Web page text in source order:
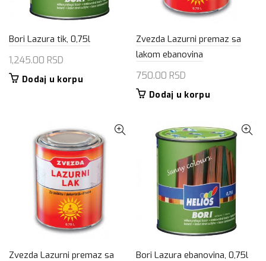
Bori Lazura tik, 0,75l
1,245.00 RSD
Dodaj u korpu
Zvezda Lazurni premaz sa
lakom ebanovina
750.00 RSD
Dodaj u korpu
Zvezda Lazurni premaz sa
Bori Lazura ebanovina, 0,75l